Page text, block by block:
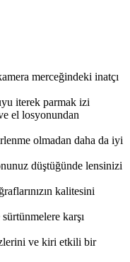
merceğindeki inatçı
iterek parmak izi
el losyonundan
olmadan daha da iyi
düştüğünde lensinizi
kalitesini
karşı
ve kiri etkili bir